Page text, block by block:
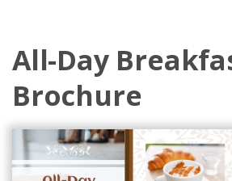
All-Day
Brochure